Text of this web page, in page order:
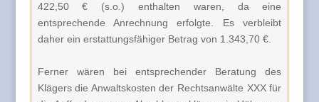
422,50 € (s.o.) enthalten waren, da eine
entsprechende Anrechnung erfolgte. Es verbleibt
daher ein erstattungsfähiger Betrag von 1.343,70 €.
Ferner wären bei entsprechender Beratung des
Klägers die Anwaltskosten der Rechtsanwälte XXX für